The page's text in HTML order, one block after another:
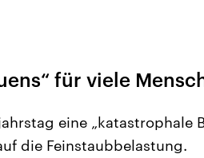
für viele
eine „katastrophale
die Feinstaubbelastung.